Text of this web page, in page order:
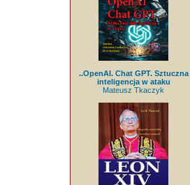
..OpenAI. Chat GPT. Sztuczna
inteligencja w ataku
Mateusz Tkaczyk